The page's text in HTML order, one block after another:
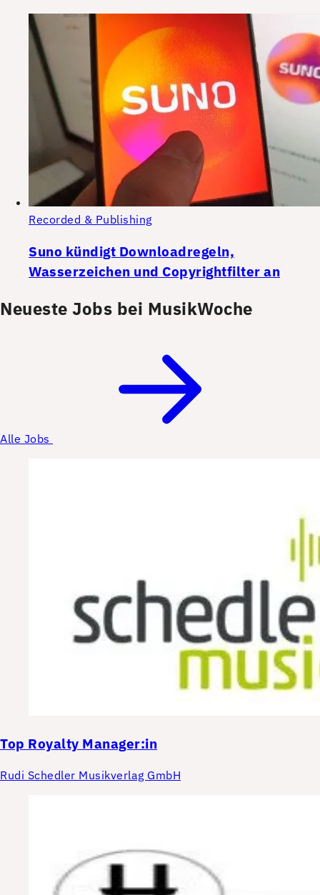
Recorded & Publishing
Suno kündigt Downloadregeln,
Wasserzeichen und Copyrightfilter an
Neueste Jobs bei MusikWoche
Alle Jobs
Top Royalty Manager:in
Rudi Schedler Musikverlag GmbH